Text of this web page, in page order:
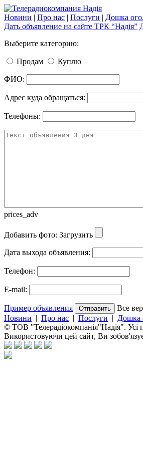
Новини | Про нас | Послуги | Дошка
Дать объявление на сайте ТРК “Надія”
Выберите категорию:
Продам Куплю
ФИO:
Адрес куда обращаться:
Телефоны:
prices_adv
Добавить фото: Загрузить
Дата выхода объявления:
Телефон:
E-mail:
Пример объявления
Все
Новини | Про нас | Послуги | Дошка
© ТОВ "Телерадіокомпанія"Надія". Усі
Використовуючи цей сайт, Ви